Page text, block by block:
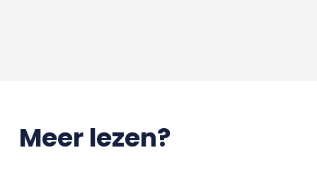
Meer lezen?